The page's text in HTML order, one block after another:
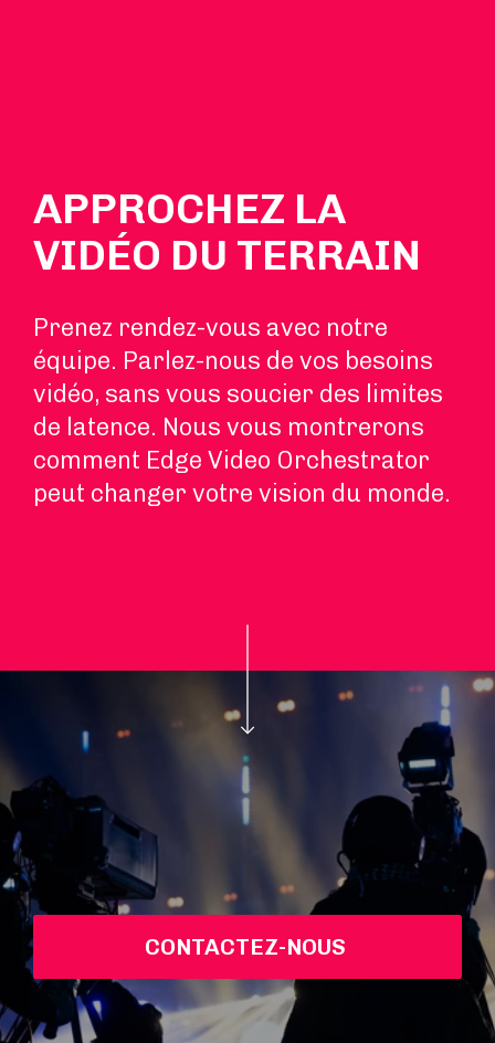
APPROCHEZ LA
VIDÉO DU TERRAIN
Prenez rendez-vous avec notre
équipe. Parlez-nous de vos besoins
vidéo, sans vous soucier des limites
de latence. Nous vous montrerons
comment Edge Video Orchestrator
peut changer votre vision du monde.
CONTACTEZ-NOUS